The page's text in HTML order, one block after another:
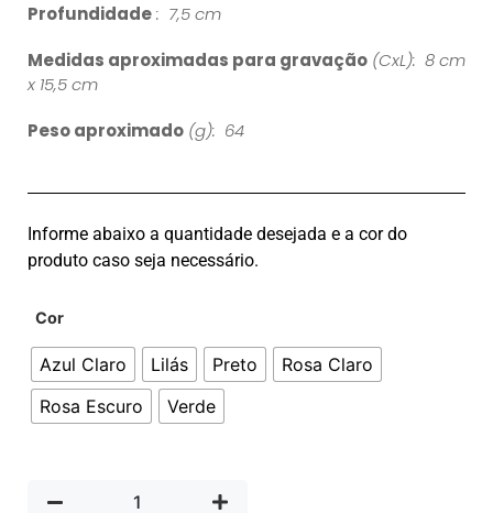
Profundidade: 7,5 cm
Medidas aproximadas para gravação (CxL): 8 cm
x 15,5 cm
Peso aproximado (g): 64
Informe abaixo a quantidade desejada e a cor do
produto caso seja necessário.
Cor
Azul Claro Lilás Preto
Rosa Claro
Rosa Escuro
Verde